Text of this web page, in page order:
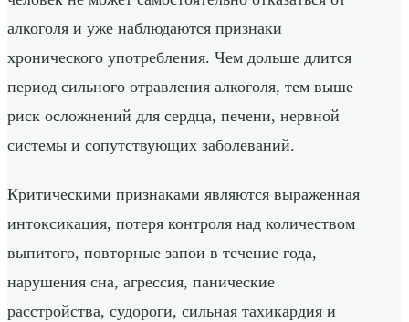
алкоголя и уже наблюдаются признаки
хронического употребления. Чем дольше длится
период сильного отравления алкоголя, тем выше
риск осложнений для сердца, печени, нервной
системы и сопутствующих заболеваний.
Критическими признаками являются выраженная
интоксикация, потеря контроля над количеством
выпитого, повторные запои в течение года,
нарушения сна, агрессия, панические
расстройства, судороги, сильная тахикардия и